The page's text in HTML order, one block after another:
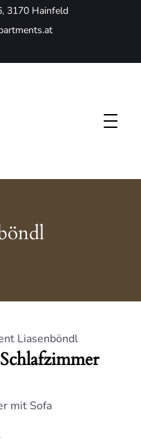
3170 Hainfeld
Liasenböndl
mit Sofa